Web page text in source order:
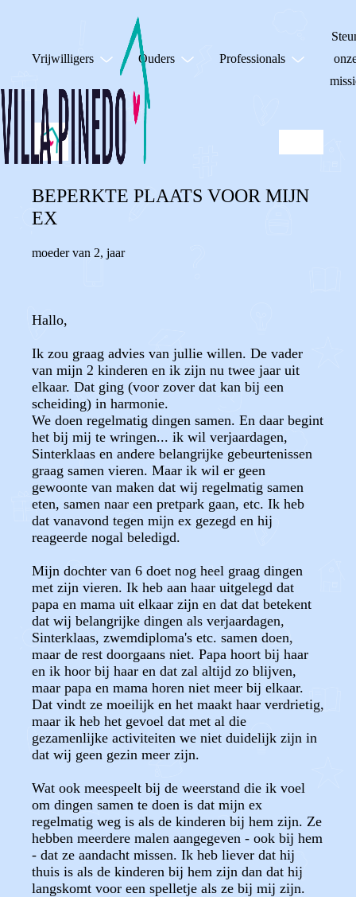
Vrijwilligers Ouders Professionals
BEPERKTE PLAATS VOOR MIJN
EX
moeder van 2, jaar
Hallo,
Ik zou graag advies van jullie willen. De vader
van mijn 2 kinderen en ik zijn nu twee jaar uit
elkaar. Dat ging (voor zover dat kan bij een
scheiding) in harmonie.
We doen regelmatig dingen samen. En daar begint
het bij mij te wringen... ik wil verjaardagen,
Sinterklaas en andere belangrijke gebeurtenissen
graag samen vieren. Maar ik wil er geen
gewoonte van maken dat wij regelmatig samen
eten, samen naar een pretpark gaan, etc. Ik heb
dat vanavond tegen mijn ex gezegd en hij
reageerde nogal beledigd.
Mijn dochter van 6 doet nog heel graag dingen
met zijn vieren. Ik heb aan haar uitgelegd dat
papa en mama uit elkaar zijn en dat dat betekent
dat wij belangrijke dingen als verjaardagen,
Sinterklaas, zwemdiploma's etc. samen doen,
maar de rest doorgaans niet. Papa hoort bij haar
en ik hoor bij haar en dat zal altijd zo blijven,
maar papa en mama horen niet meer bij elkaar.
Dat vindt ze moeilijk en het maakt haar verdrietig,
maar ik heb het gevoel dat met al die
gezamenlijke activiteiten we niet duidelijk zijn in
dat wij geen gezin meer zijn.
Wat ook meespeelt bij de weerstand die ik voel
om dingen samen te doen is dat mijn ex
regelmatig weg is als de kinderen bij hem zijn. Ze
hebben meerdere malen aangegeven - ook bij hem
- dat ze aandacht missen. Ik heb liever dat hij
thuis is als de kinderen bij hem zijn dan dat hij
langskomt voor een spelletje als ze bij mij zijn.